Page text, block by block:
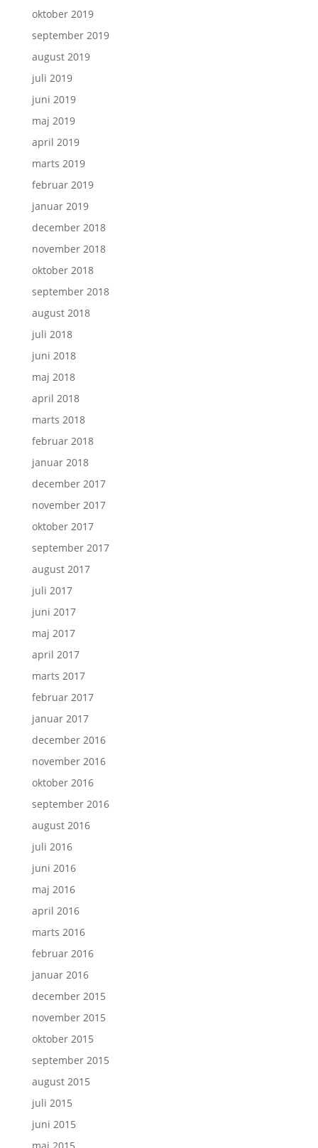
oktober 2019
september 2019
august 2019
juli 2019
juni 2019
maj 2019
april 2019
marts 2019
februar 2019
januar 2019
december 2018
november 2018
oktober 2018
september 2018
august 2018
juli 2018
juni 2018
maj 2018
april 2018
marts 2018
februar 2018
januar 2018
december 2017
november 2017
oktober 2017
september 2017
august 2017
juli 2017
juni 2017
maj 2017
april 2017
marts 2017
februar 2017
januar 2017
december 2016
november 2016
oktober 2016
september 2016
august 2016
juli 2016
juni 2016
maj 2016
april 2016
marts 2016
februar 2016
januar 2016
december 2015
november 2015
oktober 2015
september 2015
august 2015
juli 2015
juni 2015